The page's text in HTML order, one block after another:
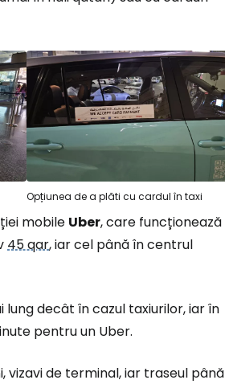
Opțiunea de a plăti cu cardul în taxi
mobile Uber, care funcționează
45 qar, iar cel până în centrul
decât în cazul taxiurilor, iar în
pentru un Uber.
vizavi de terminal, iar traseul până